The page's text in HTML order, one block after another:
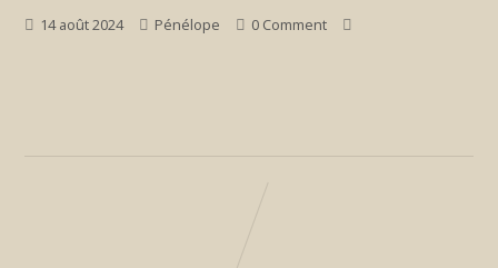
14 août 2024 Pénélope 0 Comment